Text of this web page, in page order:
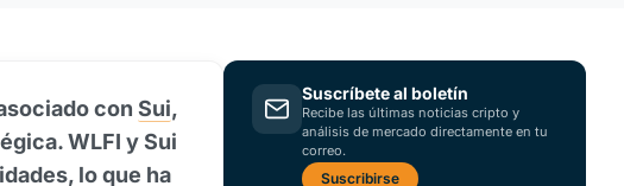
con Sui,
WLFI y Sui
lo que ha
Suscríbete al boletín
Recibe las últimas noticias cripto y
análisis de mercado directamente en tu
correo.
Suscribirse